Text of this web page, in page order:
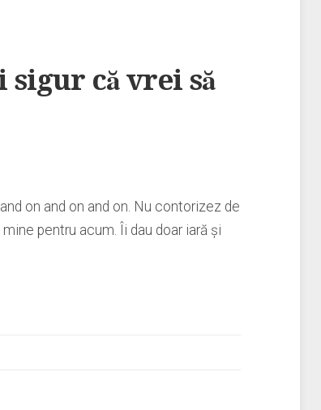
sigur că vrei să
on and on and on. Nu contorizez de
pentru acum. Îi dau doar iară şi